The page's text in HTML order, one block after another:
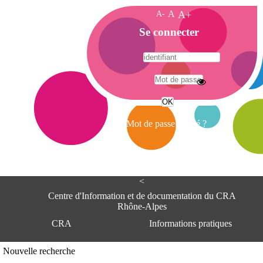
<
Centre d'Information et de documentation du CRA
Rhône-Alpes
CRA
Informations pratiques
Nouvelle recherche
A- A A+
A
c
c
e
i
Se connecter
Mot de passe oublié ?
A
e
e